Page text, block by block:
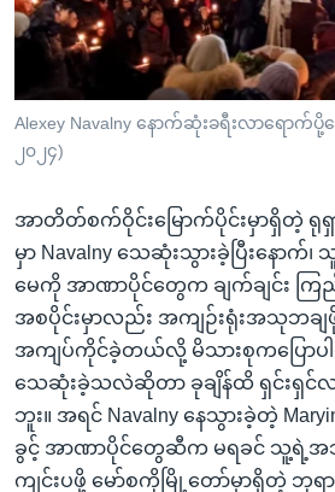
Alexey Navalny နောက်ဆုံးခရီးလာရောက်ပို့
၂၀၂၄)
အာတိတ်စက်ဝိုင်းမြောက်ပိုင်းမှာရှိတဲ့ ရုရှ
မှာ Navalny သေဆုံးသွားခဲ့ပြီးနော
မေကို အာဏာပိုင်တွေက ချက်ချင်း ကြ
အစပိုင်းမှာလည်း အကျဉ်းရုံးအသုဘချ
အကျပ်ကိုင်ခဲ့တယ်လို့ မိသားစုကပြောပ
သေဆုံးခဲ့သလဲဆိုတာ ခုချိန်ထိ ရှင်းရှင်လ
ဘူး။ အရင် Navalny နေသွားခဲ့တဲ့
ခွင့် အာဏာပိုင်တွေဆီက မရခင် သူ့ရဲ့အ
ကျင်းပဖို့ မော်စကိုမြို့တော်မှာရှိတဲ့ ဘုရ